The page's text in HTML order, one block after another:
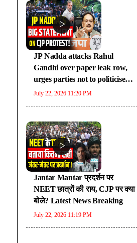
JP Nadda attacks Rahul
Gandhi over paper leak row,
urges parties not to politicise
issue
July 22, 2026 11:20 PM
Jantar Mantar प्रदर्शन पर
NEET छात्रों की राय, CJP पर क्या
बोले? Latest News Breaking
July 22, 2026 11:19 PM